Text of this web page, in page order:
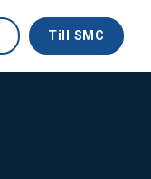
Till SMC